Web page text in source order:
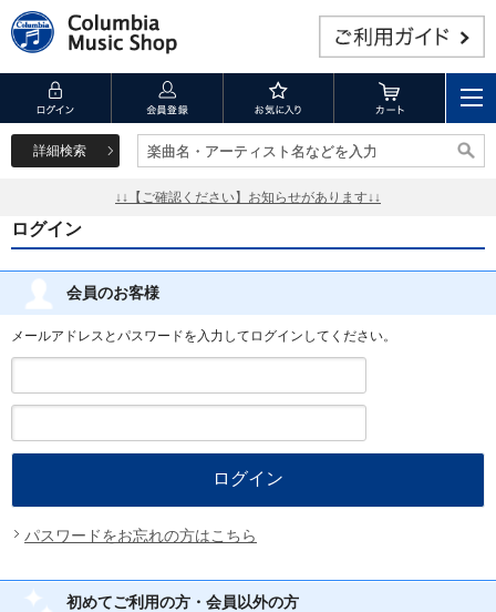
詳細検索 楽曲名・アーティスト名などを入力
楽曲名・アーティスト名などを入力
↓↓【ご確認ください】お知らせがあります↓↓
ログイン
会員のお客様
メールアドレスとパスワードを入力してログインしてください。
パスワードをお忘れの方はこちら
初めてご利用の方・会員以外の方